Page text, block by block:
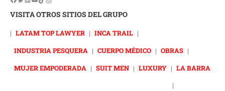
VISITA OTROS SITIOS DEL GRUPO
| LATAM TOP LAWYER | INCA TRAIL |
INDUSTRIA PESQUERA | CUERPO MÉDICO | OBRAS |
MUJER EMPODERADA | SUIT MEN | LUXURY | LA BARRA
|